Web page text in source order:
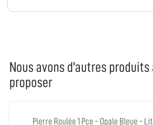
Nous avons d'autres produits
proposer
Pierre Roulée 1 Pce - Opale Bleue -